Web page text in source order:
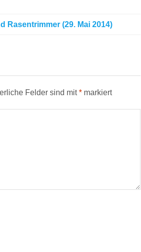
Rasentrimmer (29. Mai 2014)
Felder sind mit* markiert